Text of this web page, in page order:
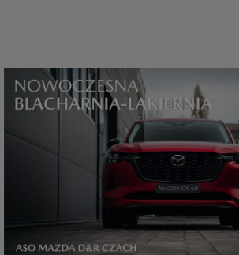
funkcjonowanie plików cookies itp. oraz jak usunąć
urządzenia.
Twoje uprawnienia
Przysługują Ci następujące uprawnienia wobec
przetwarzania przez nas, inne podmioty z Grupy
1. Jeśli udzieliłeś zgody na przetwarzanie danych
chwili wycofać (cofnięcie zgody oczywiście nie uchyli
przetwarzania już dokonanego na jej podstawie);
2. Masz również prawo żądania dostępu do Twoich
sprostowania, usunięcia lub ograniczenia
przeniesienia danych, wyrażenia sprzeciwu wobec
oraz prawo do wniesienia skargi do organu
jest Prezes Urzędu Ochrony Danych Osobowych.